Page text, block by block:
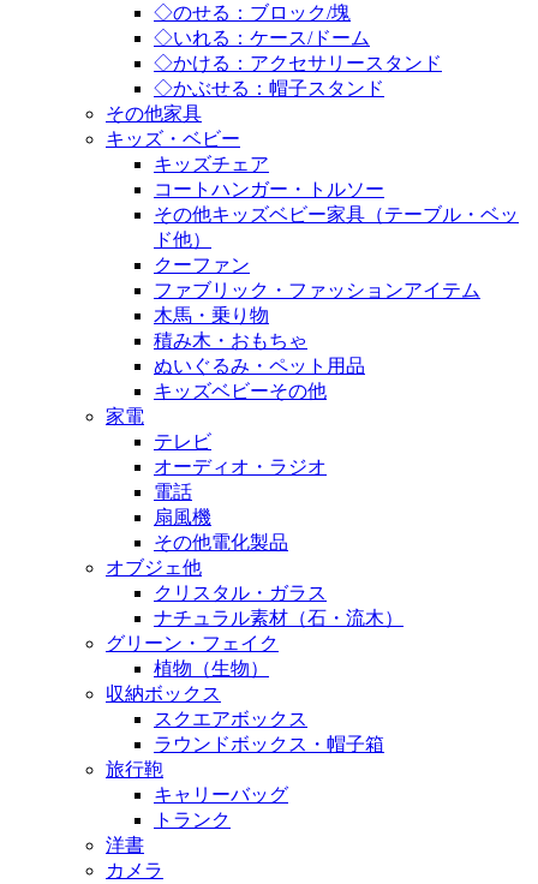
◇のせる：ブロック/塊
◇いれる：ケース/ドーム
◇かける：アクセサリースタンド
◇かぶせる：帽子スタンド
その他家具
キッズ・ベビー
キッズチェア
コートハンガー・トルソー
その他キッズベビー家具（テーブル・ベッ
ド他）
クーファン
ファブリック・ファッションアイテム
木馬・乗り物
積み木・おもちゃ
ぬいぐるみ・ペット用品
キッズベビーその他
家電
テレビ
オーディオ・ラジオ
電話
扇風機
その他電化製品
オブジェ他
クリスタル・ガラス
ナチュラル素材（石・流木）
グリーン・フェイク
植物（生物）
収納ボックス
スクエアボックス
ラウンドボックス・帽子箱
旅行鞄
キャリーバッグ
トランク
洋書
カメラ